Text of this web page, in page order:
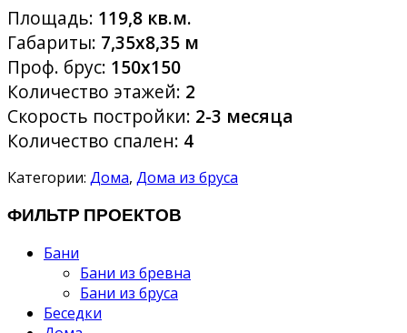
Площадь: 119,8 кв.м.
Габариты: 7,35х8,35 м
Проф. брус: 150х150
Количество этажей: 2
Скорость постройки: 2-3 месяца
Количество спален: 4
Категории: Дома, Дома из бруса
ФИЛЬТР ПРОЕКТОВ
Бани
Бани из бревна
Бани из бруса
Беседки